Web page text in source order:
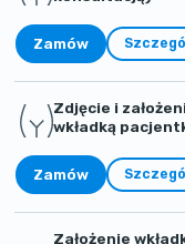
Zamów
Zdjęcie i
wkładką
Zamów
Założenie